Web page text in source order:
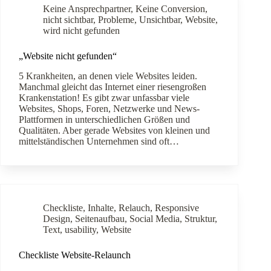
Keine Ansprechpartner, Keine Conversion,
nicht sichtbar, Probleme, Unsichtbar, Website,
wird nicht gefunden
„Website nicht gefunden“
5 Krankheiten, an denen viele Websites leiden.
Manchmal gleicht das Internet einer riesengroßen
Krankenstation! Es gibt zwar unfassbar viele
Websites, Shops, Foren, Netzwerke und News-
Plattformen in unterschiedlichen Größen und
Qualitäten. Aber gerade Websites von kleinen und
mittelständischen Unternehmen sind oft…
Checkliste, Inhalte, Relauch, Responsive
Design, Seitenaufbau, Social Media, Struktur,
Text, usability, Website
Checkliste Website-Relaunch